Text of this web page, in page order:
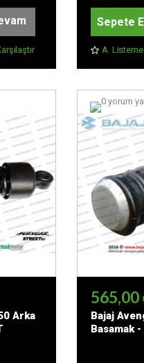
Sepete
A.
Arka
565,00
Bajaj
Basamak -